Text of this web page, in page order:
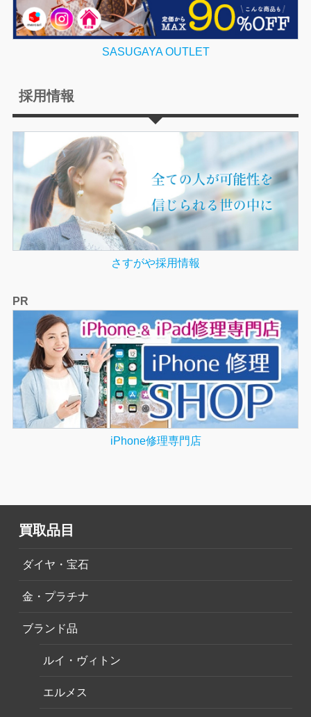
SASUGAYA OUTLET
採用情報
さすがや採用情報
PR
iPhone修理専門店
買取品目
ダイヤ・宝石
金・プラチナ
ブランド品
ルイ・ヴィトン
エルメス